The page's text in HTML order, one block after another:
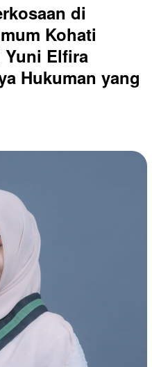
di
Kohati
Yuni Elfira
Hukuman yang